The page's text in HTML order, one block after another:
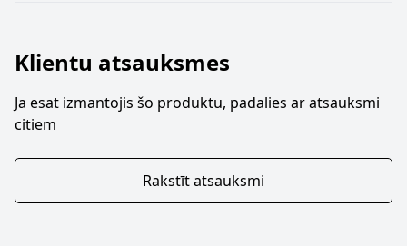
Klientu atsauksmes
Ja esat izmantojis šo produktu, padalies ar atsauksmi
citiem
Rakstīt atsauksmi